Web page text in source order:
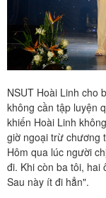
NSUT Hoài Linh cho
không cần tập luyện
khiến Hoài Linh
giờ ngoại trừ chương
Hôm qua lúc người
đi. Khi còn ba tôi, hai
Sau này ít đi hẳn".